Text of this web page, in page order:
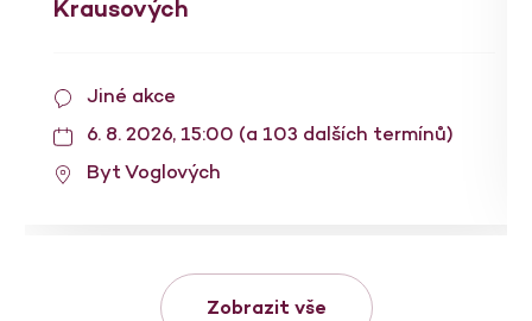
Krausových
Jiné akce
6. 8. 2026, 15:00 (a 103 dalších termínů)
Byt Voglových
Zobrazit vše